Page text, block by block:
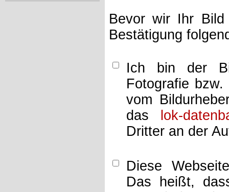
Bevor wir Ihr
Bestätigung
Ich bin der
Fotografie
vom
das
lok-
Dritter an der
Diese
Das heißt,